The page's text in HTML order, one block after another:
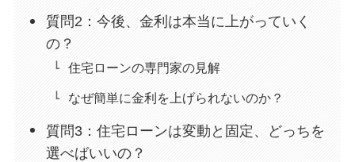
質問2：今後、金利は本当に上がっていく
の？
住宅ローンの専門家の見解
なぜ簡単に金利を上げられないのか？
質問3：住宅ローンは変動と固定、どっちを
選べばいいの？